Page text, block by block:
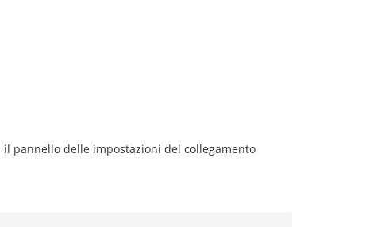
pannello delle impostazioni del collegamento